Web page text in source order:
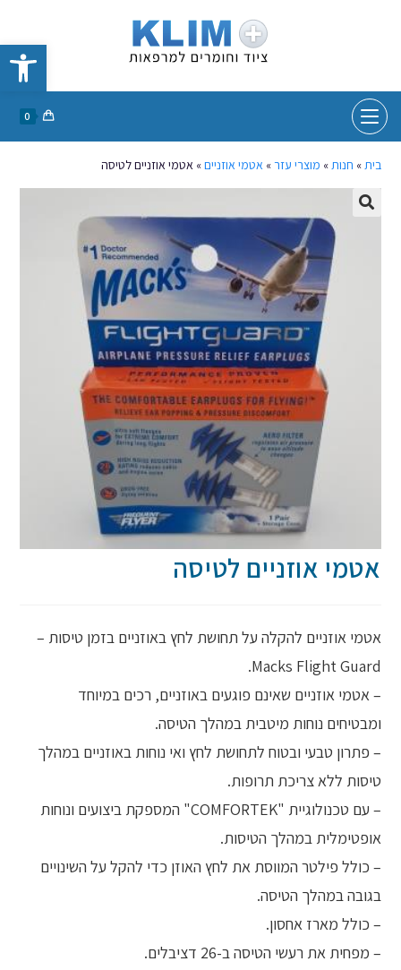
פתח סרגל נגישות
0
בית» חנות» מוצרי עזר » אטמי אוזניים» אטמי אוזניים לטיסה
אטמי אוזניים לטיסה
אטמי אוזניים להקלה על תחושת לחץ באוזניים בזמן טיסות –
Macks Flight Guard.
– אטמי אוזניים שאינם פוגעים באוזניים, רכים במיוחד
ומבטיחים נוחות מיטבית במהלך הטיסה.
– פתרון טבעי ובטוח לתחושת לחץ ואי נוחות באוזניים במהלך
טיסות ללא צריכת תרופות.
– עם טכנולוגיית "COMFORTEK" המספקת ביצועים ונוחות
אופטימלית במהלך הטיסות.
– כולל פילטר המווסת את לחץ האוזן כדי להקל על השינויים
בגובה במהלך הטיסה.
– כולל מארז אחסון.
– מפחית את רעשי הטיסה ב-26 דציבלים.